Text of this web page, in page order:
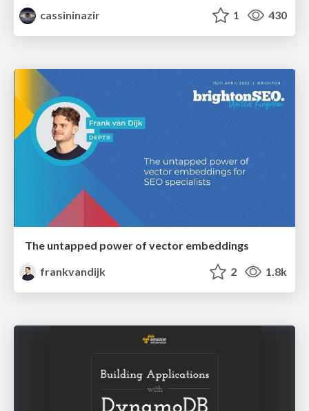
cassininazir
1 430
The untapped power of vector embeddings
frankvandijk
2 1.8k